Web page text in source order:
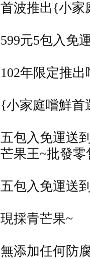
首波推出{小家
599元5包入免
102年限定推
{小家庭嚐鮮首
五包入免運送
芒果王~批發零
五包入免運送
現採青芒果~
無添加任何防